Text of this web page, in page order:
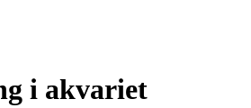
i akvariet